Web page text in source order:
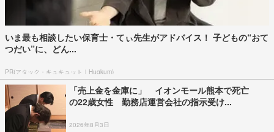
いま最も相談したい保育士・てぃ先生がアドバイス！ 子どもの“おて
つだい”に、どん...
PR(アタック・キュキュット｜Hugkum)
「売上金を金庫に」 イオンモール熊本で死亡
の22歳女性 勤務店運営会社の指示受け...
2026年8月3日